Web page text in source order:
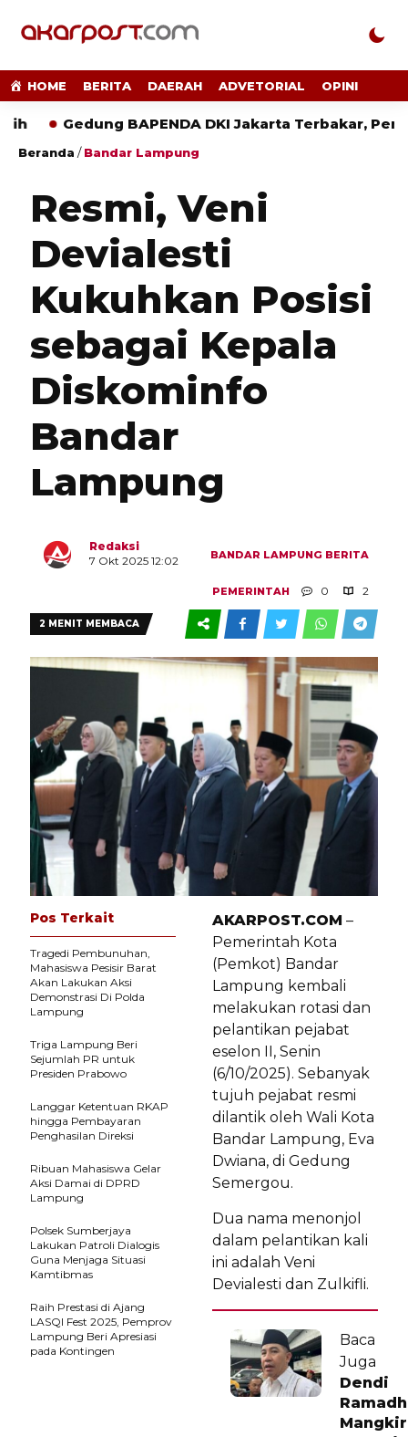
HOME BERITA DAERAH ADVETORIAL OPINI
Gedung BAPENDA DKI Jakarta Terbakar,
Beranda /Bandar Lampung
Resmi, Veni
Devialesti
Kukuhkan Posisi
sebagai Kepala
Diskominfo
Bandar
Lampung
Redaksi
7 Okt 2025 12:02
BANDAR LAMPUNG BERITA
PEMERINTAH 0 2
2 MENIT MEMBACA
AKARPOST.COM –
Pemerintah Kota
(Pemkot) Bandar
Lampung kembali
melakukan rotasi dan
pelantikan pejabat
eselon II, Senin
(6/10/2025). Sebanyak
tujuh pejabat resmi
dilantik oleh Wali Kota
Bandar Lampung, Eva
Dwiana, di Gedung
Semergou.
Dua nama menonjol
dalam pelantikan kali
ini adalah Veni
Devialesti dan Zulkifli.
Baca
Juga
Dendi
Mangkir
Pos Terkait
Tragedi Pembunuhan,
Mahasiswa Pesisir Barat
Akan Lakukan Aksi
Demonstrasi Di Polda
Lampung
Triga Lampung Beri
Sejumlah PR untuk
Presiden Prabowo
Langgar Ketentuan RKAP
hingga Pembayaran
Penghasilan Direksi
Ribuan Mahasiswa Gelar
Aksi Damai di DPRD
Lampung
Polsek Sumberjaya
Lakukan Patroli Dialogis
Guna Menjaga Situasi
Kamtibmas
Raih Prestasi di Ajang
LASQI Fest 2025, Pemprov
Lampung Beri Apresiasi
pada Kontingen